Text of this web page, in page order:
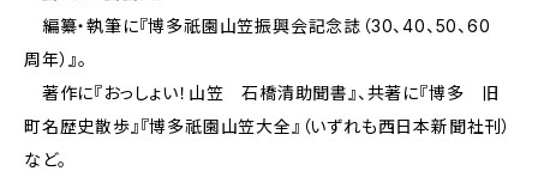
編纂・執筆に『博多祇園山笠振興会記念誌（30、40、50、60
周年）』。
著作に『おっしょい！山笠 石橋清助聞書』、共著に『博多 旧
町名歴史散歩』『博多祇園山笠大全』（いずれも西日本新聞社刊）
など。